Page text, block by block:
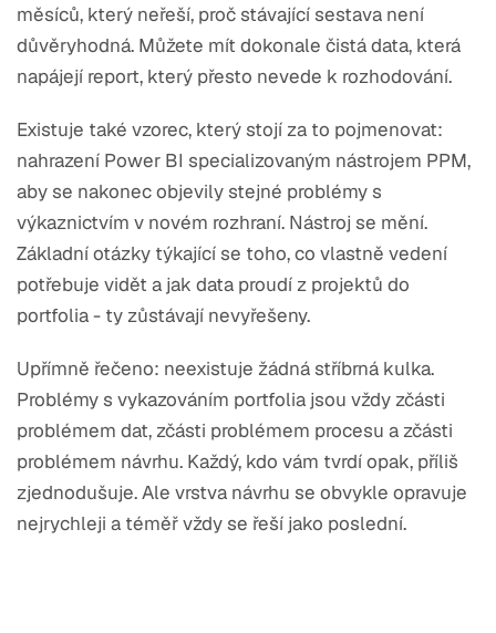
měsíců, který neřeší, proč stávající sestava není
důvěryhodná. Můžete mít dokonale čistá data, která
napájejí report, který přesto nevede k rozhodování.
Existuje také vzorec, který stojí za to pojmenovat:
nahrazení Power BI specializovaným nástrojem PPM,
aby se nakonec objevily stejné problémy s
výkaznictvím v novém rozhraní. Nástroj se mění.
Základní otázky týkající se toho, co vlastně vedení
potřebuje vidět a jak data proudí z projektů do
portfolia - ty zůstávají nevyřešeny.
Upřímně řečeno: neexistuje žádná stříbrná kulka.
Problémy s vykazováním portfolia jsou vždy zčásti
problémem dat, zčásti problémem procesu a zčásti
problémem návrhu. Každý, kdo vám tvrdí opak, příliš
zjednodušuje. Ale vrstva návrhu se obvykle opravuje
nejrychleji a téměř vždy se řeší jako poslední.